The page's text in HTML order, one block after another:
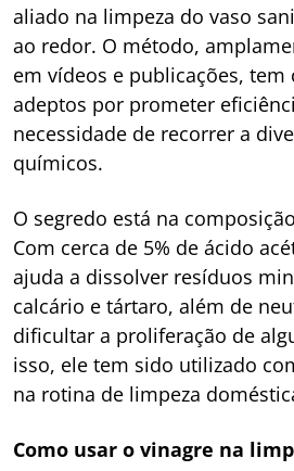
aliado na limpeza do vaso
ao redor. O método,
em vídeos e publicações, tem
adeptos por prometer
necessidade de recorrer a
químicos.
O segredo está na
Com cerca de 5% de ácido
ajuda a dissolver resíduos
calcário e tártaro, além de
dificultar a proliferação de
isso, ele tem sido utilizado
na rotina de limpeza
Como usar o vinagre na